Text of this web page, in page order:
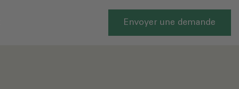
Envoyer une demande